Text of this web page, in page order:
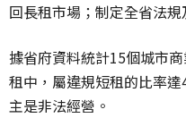
回長租市場；制定全省法規
據省府資料統計15個城市
租中，屬違規短租的比率
主是非法經營。